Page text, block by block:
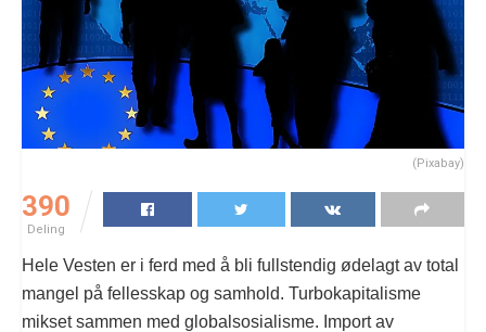
(Pixabay)
390
Deling
Hele Vesten er i ferd med å bli fullstendig ødelagt av total
mangel på fellesskap og samhold. Turbokapitalisme
mikset sammen med globalsosialisme. Import av